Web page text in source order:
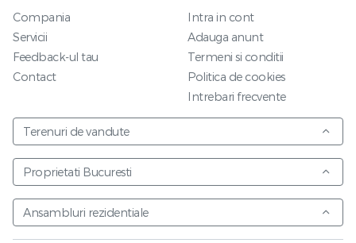
Compania
Servicii
Feedback-ul tau
Contact
Intra in cont
Adauga anunt
Termeni si conditii
Politica de cookies
Intrebari frecvente
Terenuri de vandute
Proprietati Bucuresti
Ansambluri rezidentiale